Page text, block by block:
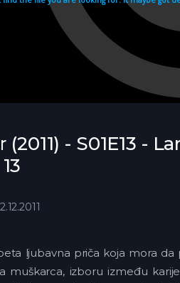
- S01E13 -
ljubavna priča koja mora
muškarca, izboru između